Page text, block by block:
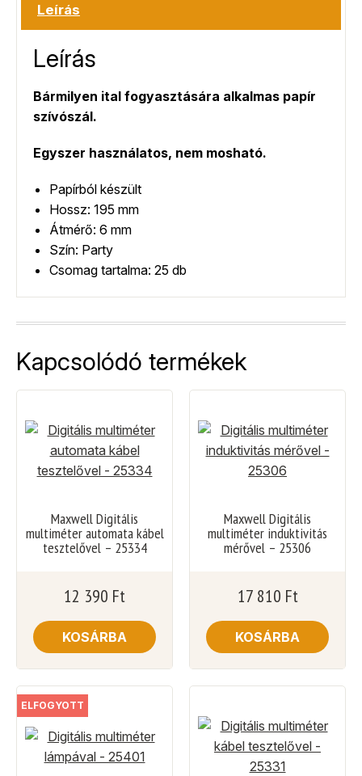
Leírás
Leírás
Bármilyen ital fogyasztására alkalmas papír
szívószál.
Egyszer használatos, nem mosható.
Papírból készült
Hossz: 195 mm
Átmérő: 6 mm
Szín: Party
Csomag tartalma: 25 db
Kapcsolódó termékek
Maxwell Digitális
multiméter automata kábel
tesztelővel – 25334
12 390 Ft
KOSÁRBA
Maxwell Digitális
multiméter induktivitás
mérővel – 25306
17 810 Ft
KOSÁRBA
ELFOGYOTT